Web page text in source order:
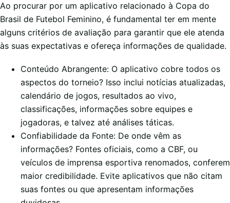
Ao procurar por um aplicativo relacionado à Copa do
Brasil de Futebol Feminino, é fundamental ter em mente
alguns critérios de avaliação para garantir que ele atenda
às suas expectativas e ofereça informações de qualidade.
Conteúdo Abrangente: O aplicativo cobre todos os
aspectos do torneio? Isso inclui notícias atualizadas,
calendário de jogos, resultados ao vivo,
classificações, informações sobre equipes e
jogadoras, e talvez até análises táticas.
Confiabilidade da Fonte: De onde vêm as
informações? Fontes oficiais, como a CBF, ou
veículos de imprensa esportiva renomados, conferem
maior credibilidade. Evite aplicativos que não citam
suas fontes ou que apresentam informações